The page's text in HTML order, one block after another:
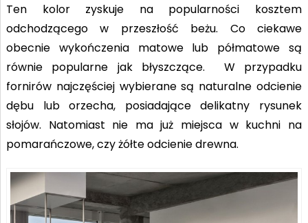
Ten kolor zyskuje na popularności kosztem
odchodzącego w przeszłość beżu. Co ciekawe
obecnie wykończenia matowe lub półmatowe są
równie popularne jak błyszczące. W przypadku
fornirów najczęściej wybierane są naturalne odcienie
dębu lub orzecha, posiadające delikatny rysunek
słojów. Natomiast nie ma już miejsca w kuchni na
pomarańczowe, czy żółte odcienie drewna.